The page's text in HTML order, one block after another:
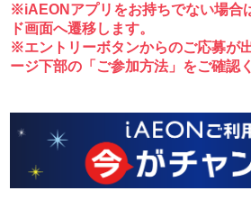
※iAEONアプリをお持ちでない場合
ド画面へ遷移します。
※エントリーボタンからのご応募が
ージ下部の「ご参加方法」をご確認